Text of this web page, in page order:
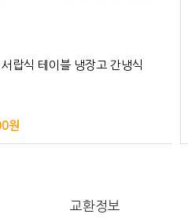
랍식 테이블 냉장고 간냉식
원
교환정보